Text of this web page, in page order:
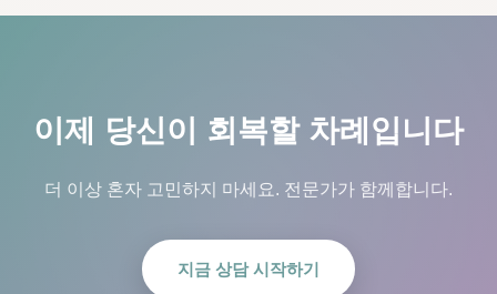
이제 당신이 회복할 차례입니다
더 이상 혼자 고민하지 마세요. 전문가가 함께합니다.
지금 상담 시작하기